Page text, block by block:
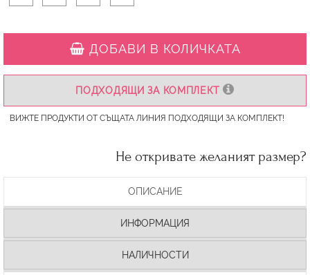
ДОБАВИ В КОЛИЧКАТА
ПОДХОДЯЩИ ЗА КОМПЛЕКТ
ВИЖТЕ ПРОДУКТИ ОТ СЪЩАТА ЛИНИЯ ПОДХОДЯЩИ ЗА КОМПЛЕКТ!
Не откривате желаният размер?
ОПИСАНИЕ
ИНФОРМАЦИЯ
НАЛИЧНОСТИ